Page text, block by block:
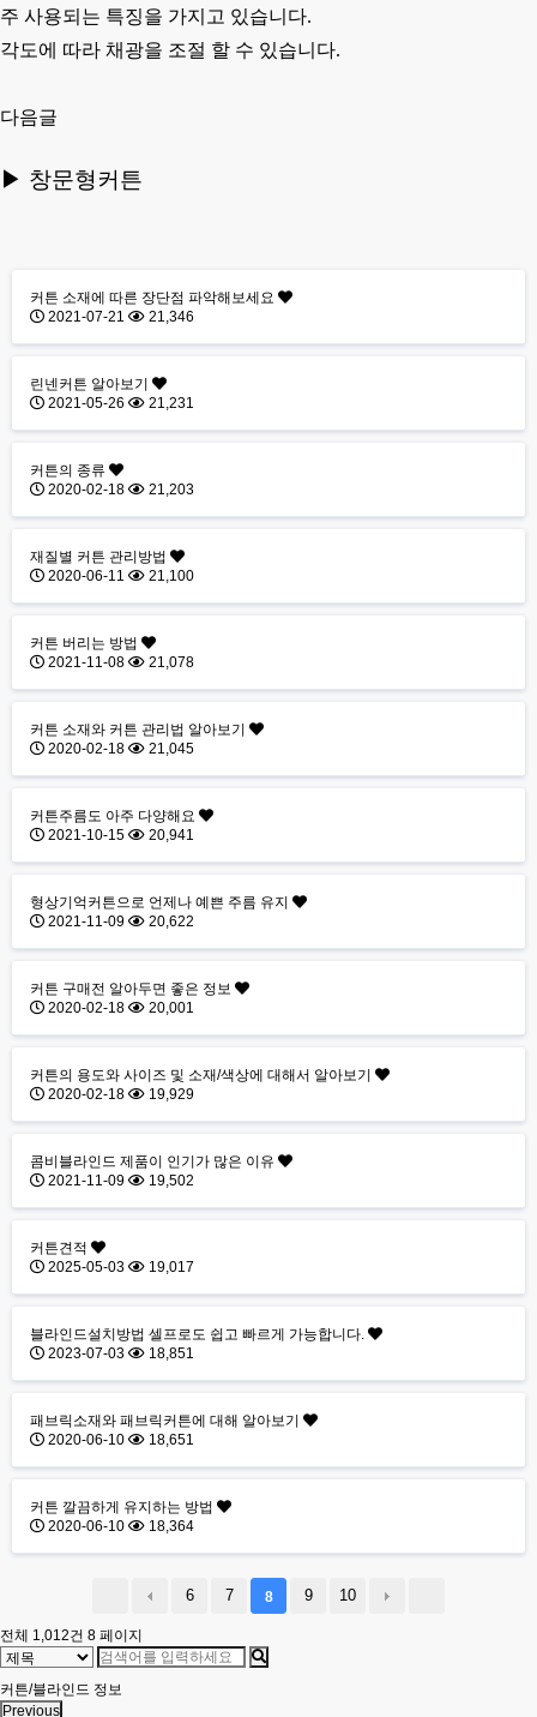
주 사용되는 특징을 가지고 있습니다.
각도에 따라 채광을 조절 할 수 있습니다.
다음글
▶ 창문형커튼
커튼 소재에 따른 장단점 파악해보세요
2021-07-21
21,346
린넨커튼 알아보기
2021-05-26
21,231
커튼의 종류
2020-02-18
21,203
재질별 커튼 관리방법
2020-06-11
21,100
커튼 버리는 방법
2021-11-08
21,078
커튼 소재와 커튼 관리법 알아보기
2020-02-18
21,045
커튼주름도 아주 다양해요
2021-10-15
20,941
형상기억커튼으로 언제나 예쁜 주름 유지
2021-11-09
20,622
커튼 구매전 알아두면 좋은 정보
2020-02-18
20,001
커튼의 용도와 사이즈 및 소재/색상에 대해서 알아보기
2020-02-18
19,929
콤비블라인드 제품이 인기가 많은 이유
2021-11-09
19,502
커튼견적
2025-05-03
19,017
블라인드설치방법 셀프로도 쉽고 빠르게 가능합니다.
2023-07-03
18,851
패브릭소재와 패브릭커튼에 대해 알아보기
2020-06-10
18,651
커튼 깔끔하게 유지하는 방법
2020-06-10
18,364
6 7 8 9 10
전체 1,012건 8 페이지
커튼/블라인드 정보
Previous